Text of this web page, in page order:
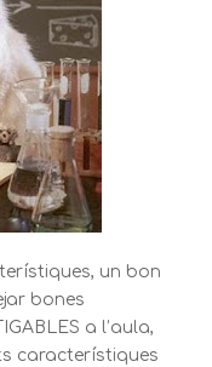
un bon
bones
a l’aula,
característiques